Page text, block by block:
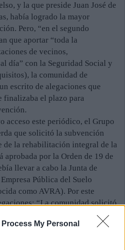
Process My Personal
y la que preside Juan José de
había logrado la mayor
Pero, “en el segundo
que aportar “toda la
de vecinos,
día” con la Seguridad Social y
la comunidad de
escrito de alegaciones que
finalizaba el plazo para
acceso este periódico, el Grupo
que solicitó la subvención
de la rehabilitación integral de la
aprobada por la Orden de 19 de
llevar a cabo la Junta de
Pública del Suelo
como AVRA). Por este
“La comunidad solicitó
convocatoria de